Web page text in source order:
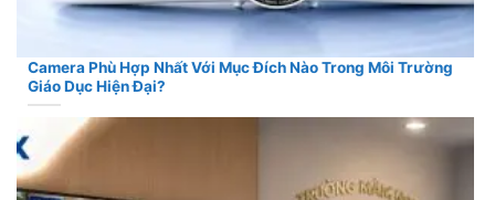
Camera Phù Hợp Nhất Với Mục Đích Nào Trong Môi Trường
Giáo Dục Hiện Đại?